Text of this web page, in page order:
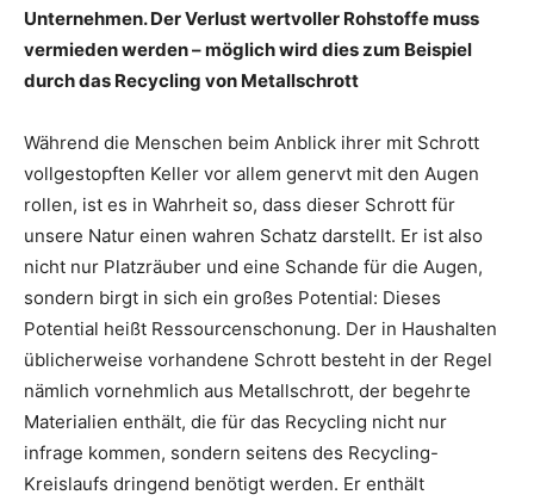
Unternehmen. Der Verlust wertvoller Rohstoffe muss
vermieden werden – möglich wird dies zum Beispiel
durch das Recycling von Metallschrott
Während die Menschen beim Anblick ihrer mit Schrott
vollgestopften Keller vor allem genervt mit den Augen
rollen, ist es in Wahrheit so, dass dieser Schrott für
unsere Natur einen wahren Schatz darstellt. Er ist also
nicht nur Platzräuber und eine Schande für die Augen,
sondern birgt in sich ein großes Potential: Dieses
Potential heißt Ressourcenschonung. Der in Haushalten
üblicherweise vorhandene Schrott besteht in der Regel
nämlich vornehmlich aus Metallschrott, der begehrte
Materialien enthält, die für das Recycling nicht nur
infrage kommen, sondern seitens des Recycling-
Kreislaufs dringend benötigt werden. Er enthält